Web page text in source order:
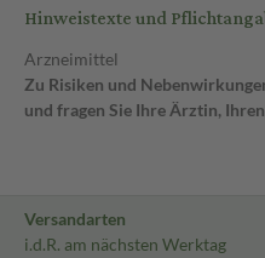
Hinweistexte und
Arzneimittel
Zu Risiken und
und fragen Sie Ihre Ärztin,
Versandarten
i.d.R. am nächsten Werktag